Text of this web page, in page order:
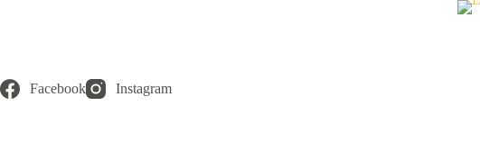
Facebook Instagram